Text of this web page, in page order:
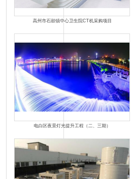
高州市石鼓镇中心卫生院CT机采购项目
电白区夜景灯光提升工程（二、三期）